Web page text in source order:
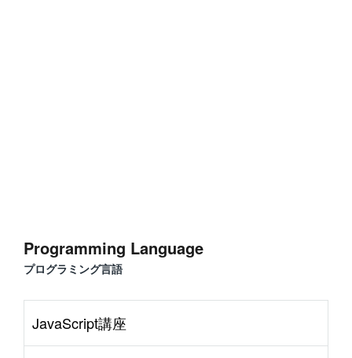
Programming Language
プログラミング言語
JavaScript講座